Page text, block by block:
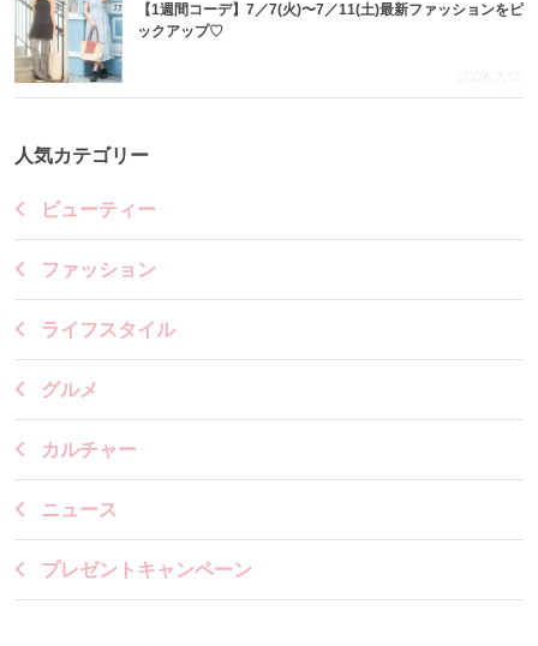
【1週間コーデ】7／7(火)〜7／11(土)最新ファッションをピ
ックアップ♡
2026.7.15
人気カテゴリー
ビューティー
ファッション
ライフスタイル
グルメ
カルチャー
ニュース
プレゼントキャンペーン